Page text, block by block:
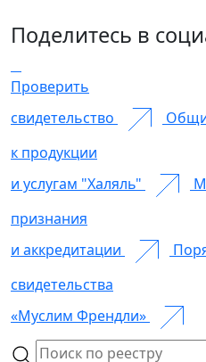
Поделитесь в
Проверить
свидетельство
к продукции
и услугам "Халяль"
признания
и аккредитации
свидетельства
«Муслим Френдли»